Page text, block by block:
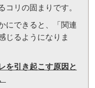
コリの固まりです。
にできると、「関連
じるようになりま
を引き起こす原因と